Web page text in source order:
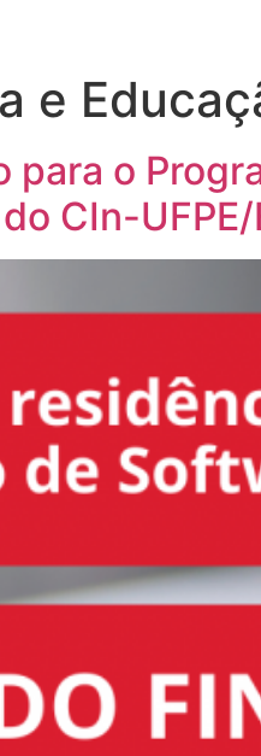
e
para o
CIn-